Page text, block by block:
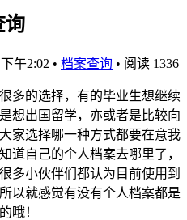
询
午2:02 • 档案查询 • 阅读 1336
多的选择，有的毕业生想继续
想出国留学，亦或者是比较向
家选择哪一种方式都要在意我
道自己的个人档案去哪里了，
多小伙伴们都认为目前使用到
以就感觉有没有个人档案都是
哦！